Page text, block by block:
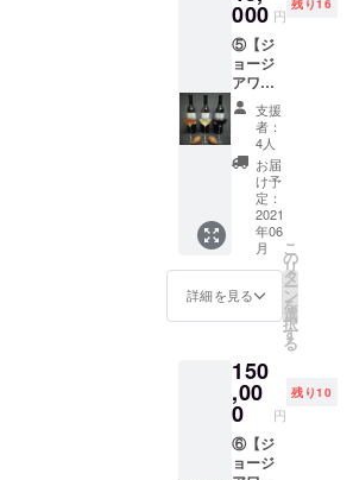
して頂
いた方
にお礼
とし
て、感
謝の
メール
をご提
供致し
ます。
【備
考】 ※
未成年
の方は
いただ
けませ
像のワ
インは
参考で
す。 ※
ピアラ
に刻印
ヴェヴ
リと同
じ土壌
から出
来た素
焼きの
土器1つ
に、支
援して
頂いた
方の名
前を
ジョー
ジア文
字で刻
印し(任
・支援
して頂
いた方
にお礼
とし
て、感
リーワ
イナ
リーの
中か
ら、日
本初上
陸のク
ヴェヴ
リワイ
750ml ×
6本セッ
ト(アン
バー、
白、赤
を2本ず
来るチ
ケット
をご提
供致し
ます。
・支援
000 円
残り16
⑤【ジ
ョージ
アワイ
ンフル
セット
の購入
チケッ
ト】※1
本7000
円相当
・ク
ヴェヴ
リワイ
ン6本
(DaiSu
Wineが
ジアで
厳選し
ました
ファミ
リーワ
イナ
支援
者：
4人
お届
け予
定：
2021
年06
月
詳細を見る
こ
の
リ
タ
ー
ン
を
選
択
す
る
150
,00
0 円
残り10
⑥【ジ
ョージ